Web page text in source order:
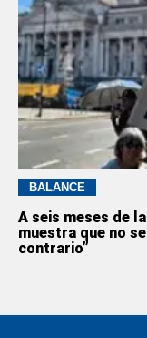
BALANCE
A seis meses de
muestra que no
contrario”